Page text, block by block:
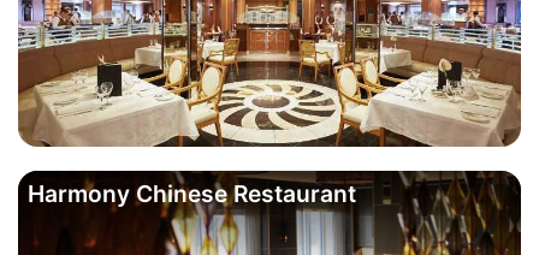
Harmony Chinese Restaurant